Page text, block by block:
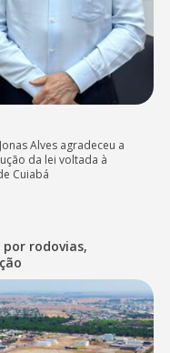
Alves agradeceu a
da lei voltada à
Cuiabá
rodovias,